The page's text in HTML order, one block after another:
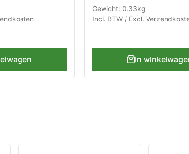
Gewicht: 0.33kg
Incl. BTW / Excl.
In